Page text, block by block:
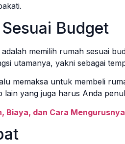
Budget
memilih rumah sesuai
utamanya, yakni sebagai
memaksa untuk membeli
yang juga harus Anda
Biaya, dan Cara Mengurusnya